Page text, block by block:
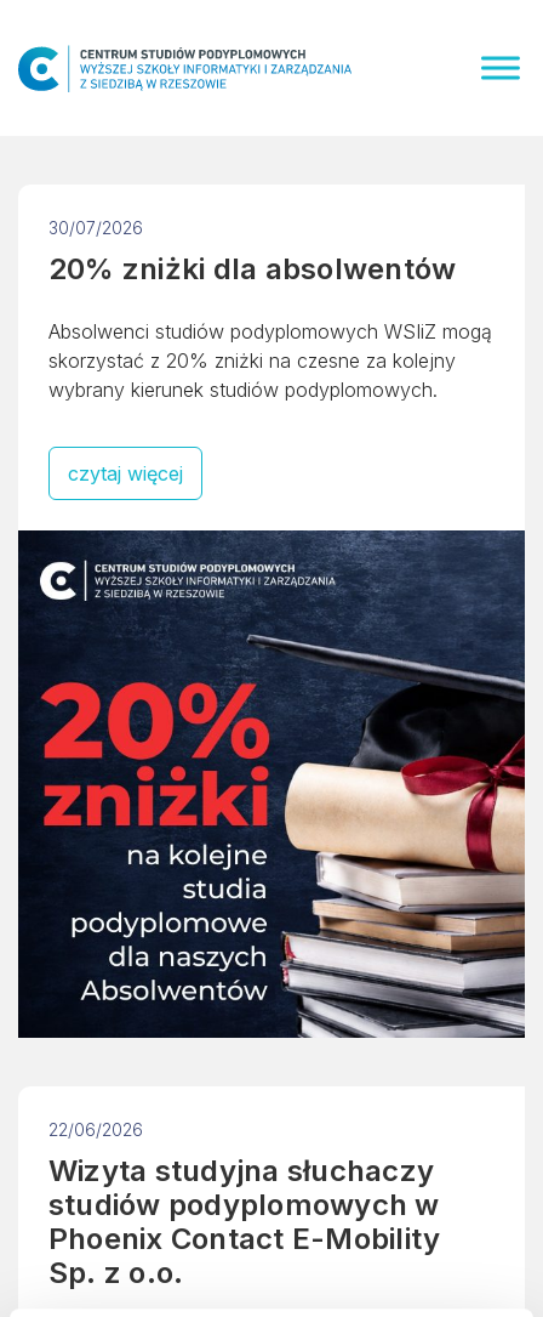
content
30/07/2026
20% zniżki dla absolwentów
Absolwenci studiów podyplomowych WSIiZ mogą
skorzystać z 20% zniżki na czesne za kolejny
wybrany kierunek studiów podyplomowych.
czytaj więcej
22/06/2026
Wizyta studyjna słuchaczy
studiów podyplomowych w
Phoenix Contact E-Mobility
Sp. z o.o.